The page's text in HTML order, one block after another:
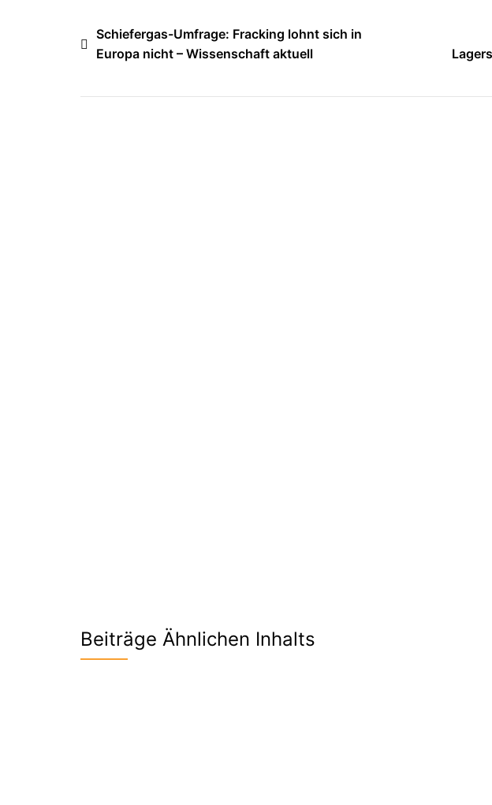
Beitragsnavigation
Schiefergas-Umfrage: Fracking lohnt sich in
Europa nicht – Wissenschaft aktuell
Beiträge Ähnlichen Inhalts